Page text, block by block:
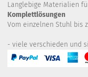
Langlebige Materialien
Komplettlösungen
Vom einzelnen Stuhl bis
- viele verschieden und